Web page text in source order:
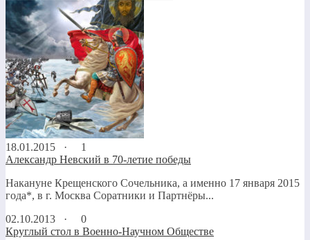
18.01.2015 ·
1
Александр Невский в 70-летие победы
Накануне Крещенского Сочельника, а именно 17 января 2015
года*, в г. Москва Соратники и Партнёры...
02.10.2013 ·
0
Круглый стол в Военно-Научном Обществе